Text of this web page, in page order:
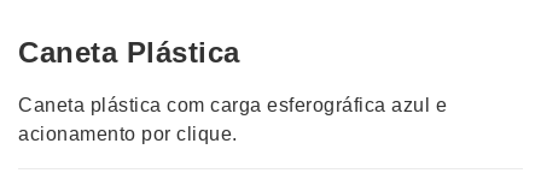
Caneta Plástica
Caneta plástica com carga esferográfica azul e
acionamento por clique.